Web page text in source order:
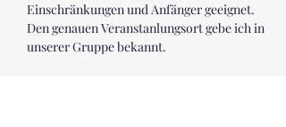
Einschränkungen und Anfänger geeignet.
Den genauen Veranstanlungsort gebe ich in
unserer Gruppe bekannt.